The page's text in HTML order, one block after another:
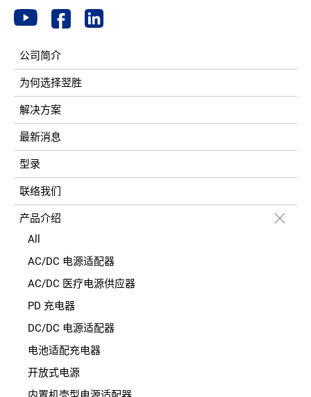
公司简介
为何选择翌胜
解决方案
最新消息
型录
联络我们
产品介绍
All
AC/DC 电源适配器
AC/DC 医疗电源供应器
PD 充电器
DC/DC 电源适配器
电池适配充电器
开放式电源